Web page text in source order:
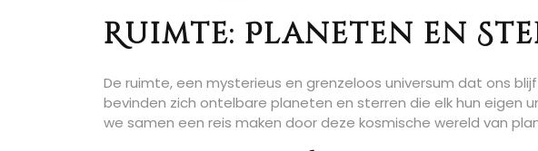
Ruimte: Planeten en
De ruimte, een mysterieus en grenzeloos universum dat ons
bevinden zich ontelbare planeten en sterren die elk hun eigen
we samen een reis maken door deze kosmische wereld van